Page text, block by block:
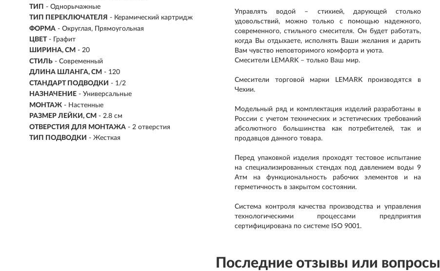
ТИП - Однорычажные
ТИП ПЕРЕКЛЮЧАТЕЛЯ - Керамический картридж
ФОРМА - Округлая, Прямоугольная
ЦВЕТ - Графит
ШИРИНА, СМ - 20
СТИЛЬ - Современный
ДЛИНА ШЛАНГА, СМ - 120
СТАНДАРТ ПОДВОДКИ - 1/2
НАЗНАЧЕНИЕ - Универсальные
МОНТАЖ - Настенные
РАЗМЕР ЛЕЙКИ, СМ - 2.8 см
ОТВЕРСТИЯ ДЛЯ МОНТАЖА - 2 отверстия
ТИП ПОДВОДКИ - Жесткая
Управлять водой – стихией, дарующей столько
удовольствий, можно только с помощью надежного,
современного, стильного смесителя. Он будет работать,
когда Вы отдыхаете, исполнять Ваши желания и дарить
Вам чувство неповторимого комфорта и уюта.
Смесители LEMARK – только Ваш мир.
Смесители торговой марки LEMARK производятся в
Чехии.
Модельный ряд и комплектация изделий разработаны в
России с учетом технических и эстетических требований
абсолютного большинства как потребителей, так и
продавцов данного товара.
Перед упаковкой изделия проходят тестовое испытание
на специализированных стендах под давлением воды 9
Атм на функциональность рабочих элементов и на
герметичность в закрытом состоянии.
Система контроля качества производства и управления
технологическими процессами предприятия
сертифицирована по системе ISO 9001.
Последние отзывы или вопросы